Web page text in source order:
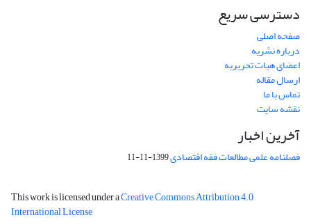
دسترسی سریع
صفحه اصلی
درباره نشریه
اعضای هیات تحریریه
ارسال مقاله
تماس با ما
نقشه سایت
آخرین اخبار
فصلنامه علمی مطالعات فقه اقتصادی1399-11-11
This work is licensed under aCreative Commons Attribution 4.0
International License